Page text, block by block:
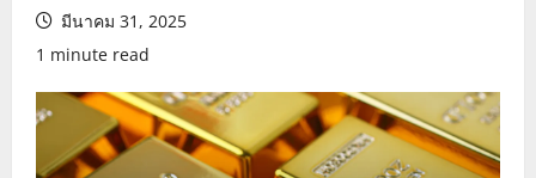
มีนาคม 31, 2025
1 minute read